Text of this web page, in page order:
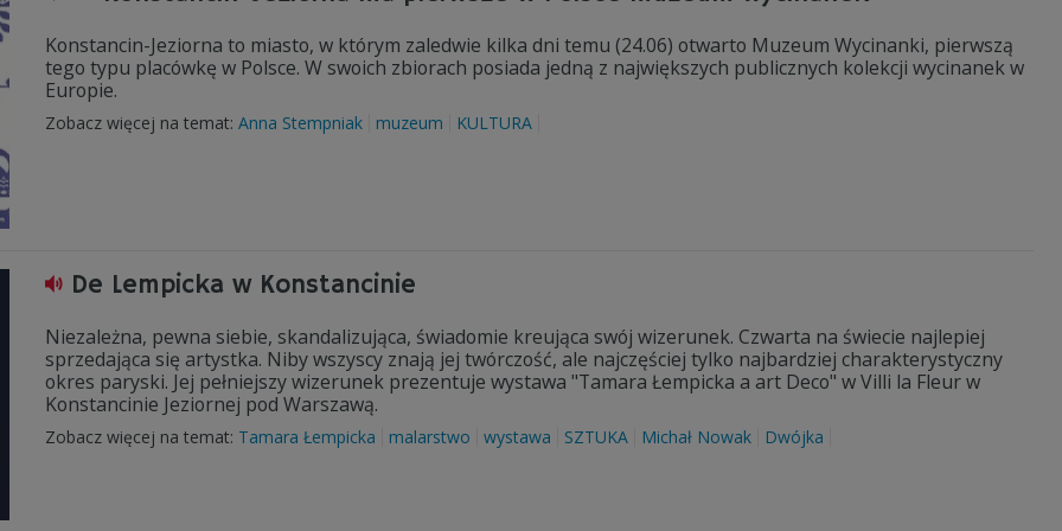
Konstancin-Jeziorna to miasto, w którym zaledwie kilka dni temu (24.06) otwarto Muzeum Wycinanki, pierwszą
tego typu placówkę w Polsce. W swoich zbiorach posiada jedną z największych publicznych kolekcji wycinanek w
Europie.
Zobacz więcej na temat: Anna Stempniak muzeum KULTURA
De Lempicka w Konstancinie
Niezależna, pewna siebie, skandalizująca, świadomie kreująca swój wizerunek. Czwarta na świecie najlepiej
sprzedająca się artystka. Niby wszyscy znają jej twórczość, ale najczęściej tylko najbardziej charakterystyczny
okres paryski. Jej pełniejszy wizerunek prezentuje wystawa "Tamara Łempicka a art Deco" w Villi la Fleur w
Konstancinie Jeziornej pod Warszawą.
Zobacz więcej na temat: Tamara Łempicka malarstwo wystawa SZTUKA Michał Nowak Dwójka